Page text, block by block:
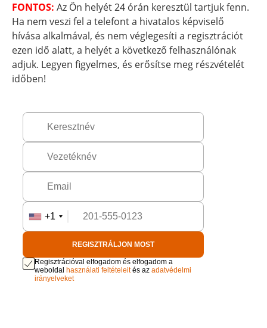
FONTOS: Az Ön helyét 24 órán keresztül tartjuk fenn.
Ha nem veszi fel a telefont a hivatalos képviselő
hívása alkalmával, és nem véglegesíti a regisztrációt
ezen idő alatt, a helyét a következő felhasználónak
adjuk. Legyen figyelmes, és erősítse meg részvételét
időben!
+1
REGISZTRÁLJON MOST
Regisztrációval elfogadom és elfogadom a
weboldal használati feltételeités azadatvédelmi
irányelveket